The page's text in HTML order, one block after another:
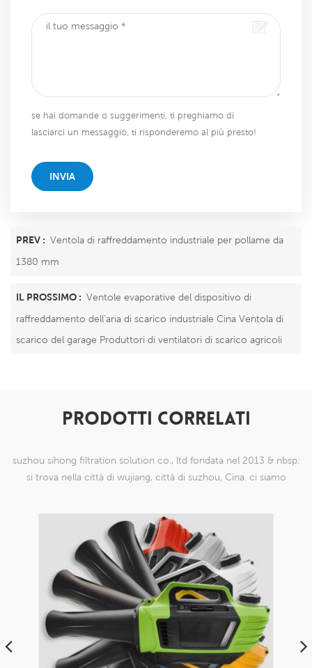
se hai domande o suggerimenti, ti preghiamo di
lasciarci un messaggio, ti risponderemo al più presto!
INVIA
PREV : Ventola di raffreddamento industriale per pollame da
1380 mm
IL PROSSIMO : Ventole evaporative del dispositivo di
raffreddamento dell'aria di scarico industriale Cina Ventola di
scarico del garage Produttori di ventilatori di scarico agricoli
PRODOTTI CORRELATI
suzhou sihong filtration solution co., ltd fondata nel 2013 & nbsp;
si trova nella città di wujiang, città di suzhou, Cina. ci siamo